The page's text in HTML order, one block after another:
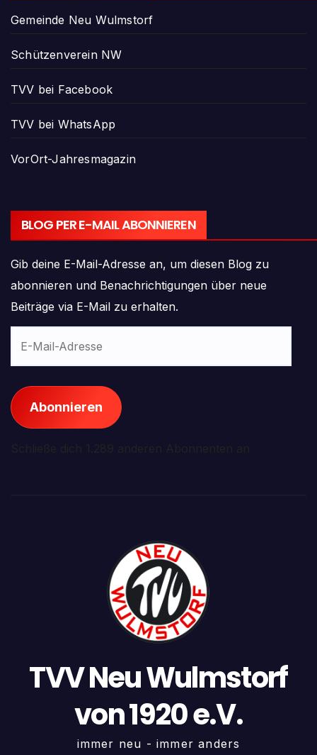
Gemeinde Neu Wulmstorf
Schützenverein NW
TVV bei Facebook
TVV bei WhatsApp
VorOrt-Jahresmagazin
BLOG PER E-MAIL ABONNIEREN
Gib deine E-Mail-Adresse an, um diesen Blog zu
abonnieren und Benachrichtigungen über neue
Beiträge via E-Mail zu erhalten.
Abonnieren
TVV Neu Wulmstorf
von 1920 e.V.
immer neu - immer anders